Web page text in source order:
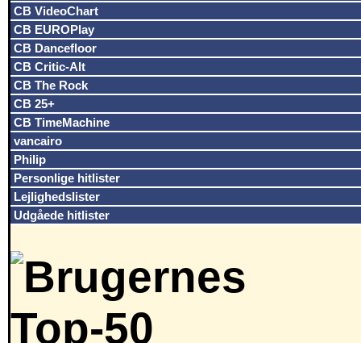
CB VideoChart
CB EUROPlay
CB Dancefloor
CB Critic-Alt
CB The Rock
CB 25+
CB TimeMachine
vancairo
Philip
Personlige hitlister
Lejlighedslister
Udgåede hitlister